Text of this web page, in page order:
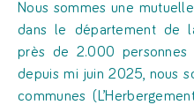
Nous sommes une
dans le département de
près de 2.000
depuis mi juin 2025, nous
communes